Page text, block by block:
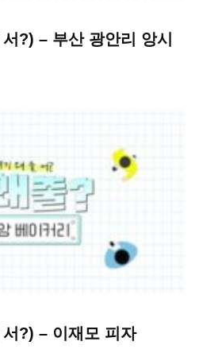
?) – 부산 광안리 앙시
?) – 이재모 피자